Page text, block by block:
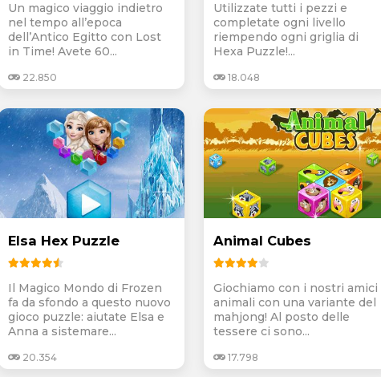
Un magico viaggio indietro
nel tempo all’epoca
dell’Antico Egitto con Lost
in Time! Avete 60...
22.850
Utilizzate tutti i pezzi e
completate ogni livello
riempendo ogni griglia di
Hexa Puzzle!...
18.048
Elsa Hex Puzzle
Il Magico Mondo di Frozen
fa da sfondo a questo nuovo
gioco puzzle: aiutate Elsa e
Anna a sistemare...
20.354
Animal Cubes
Giochiamo con i nostri amici
animali con una variante del
mahjong! Al posto delle
tessere ci sono...
17.798